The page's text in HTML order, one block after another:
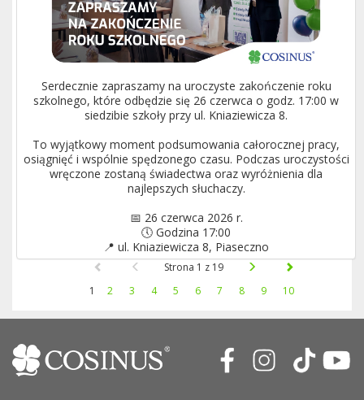
Serdecznie zapraszamy na uroczyste zakończenie roku
szkolnego, które odbędzie się 26 czerwca o godz. 17:00 w
siedzibie szkoły przy ul. Kniaziewicza 8.
To wyjątkowy moment podsumowania całorocznej pracy,
osiągnięć i wspólnie spędzonego czasu. Podczas uroczystości
wręczone zostaną świadectwa oraz wyróżnienia dla
najlepszych słuchaczy.
📅 26 czerwca 2026 r.
🕔 Godzina 17:00
📍 ul. Kniaziewicza 8, Piaseczno
Strona 1 z 19
1
2 3 4 5 6 7 8 9 10